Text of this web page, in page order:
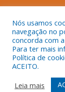
Mapa do
Nós usamos
navegação no
concorda com
Para ter mais
Política de
ACEITO.
Leia mais